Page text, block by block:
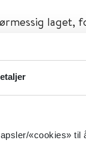
«cookies»
laget,
(> 50 stk).
i GI-
dvs. som
under